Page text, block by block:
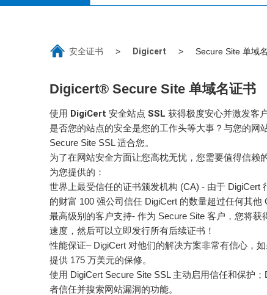
安全证书 > Digicert > Secure Site 单域
Digicert® Secure Site 单域名证书
使用 DigiCert 安全站点 SSL 获得极度安心并激发客
是否您的站点的安全是您的工作头等大事？与您的网
Secure Site SSL 适合您。
为了在网站安全方面让您高枕无忧，您需要值得信赖
为您提供的：
世界上最受信任的证书颁发机构 (CA) - 由于 DigiCert
的财富 100 强公司信任 DigiCert 的数量超过任何其他
最高级别的客户支持- 作为 Secure Site 客户，您将
速度，然后可以立即发行所有后续证书！
性能保证– DigiCert 对他们的解决方案非常有信心，
提供 175 万美元的保修。
使用 DigiCert Secure Site SSL 主动启用信任和保护
者信任并搜索网站漏洞的功能。